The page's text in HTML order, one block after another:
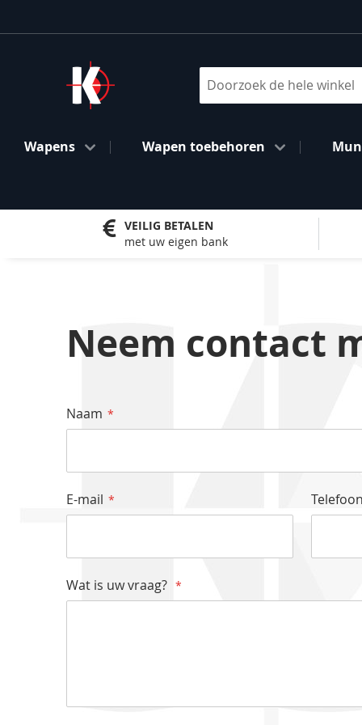
naar
inhoud
Wapens Wapen toebehoren
VEILIG BETALEN
met uw eigen bank
Neem contact
Naam
E-mail
Wat is uw vraag?